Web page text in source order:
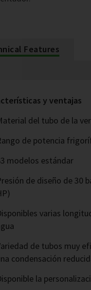
Features
y ventajas
del tubo de la
de potencia
modelos estándar
de diseño de 30
varias
de tubos muy
condensación
la